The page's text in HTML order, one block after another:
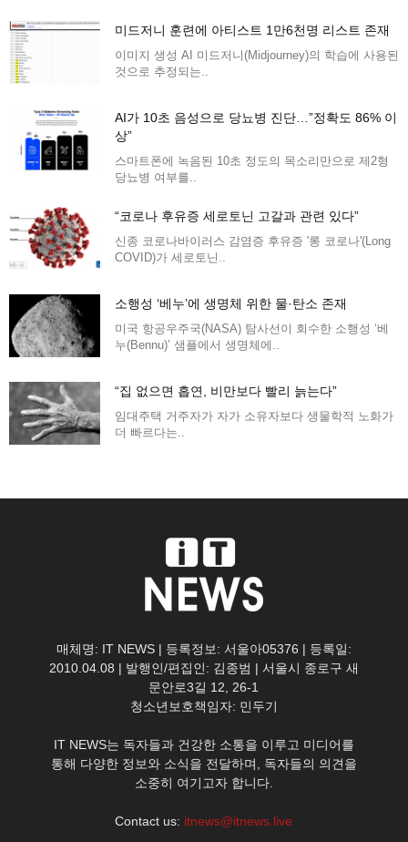
미드저니 훈련에 아티스트 1만6천명 리스트 존재
이미지 생성 AI 미드저니(Midjourney)의 학습에 사용된
것으로 추정되는..
AI가 10초 음성으로 당뇨병 진단…”정확도 86% 이
상”
스마트폰에 녹음된 10초 정도의 목소리만으로 제2형
당뇨병 여부를..
“코로나 후유증 세로토닌 고갈과 관련 있다”
신종 코로나바이러스 감염증 후유증 '롱 코로나'(Long
COVID)가 세로토닌..
소행성 ‘베누’에 생명체 위한 물·탄소 존재
미국 항공우주국(NASA) 탐사선이 회수한 소행성 ‘베
누(Bennu)’ 샘플에서 생명체에..
“집 없으면 흡연, 비만보다 빨리 늙는다”
임대주택 거주자가 자가 소유자보다 생물학적 노화가
더 빠르다는..
매체명: IT NEWS | 등록정보: 서울아05376 | 등록일:
2010.04.08 | 발행인/편집인: 김종범 | 서울시 종로구 새
문안로3길 12, 26-1
청소년보호책임자: 민두기
IT NEWS는 독자들과 건강한 소통을 이루고 미디어를
통해 다양한 정보와 소식을 전달하며, 독자들의 의견을
소중히 여기고자 합니다.
Contact us: itnews@itnews.live